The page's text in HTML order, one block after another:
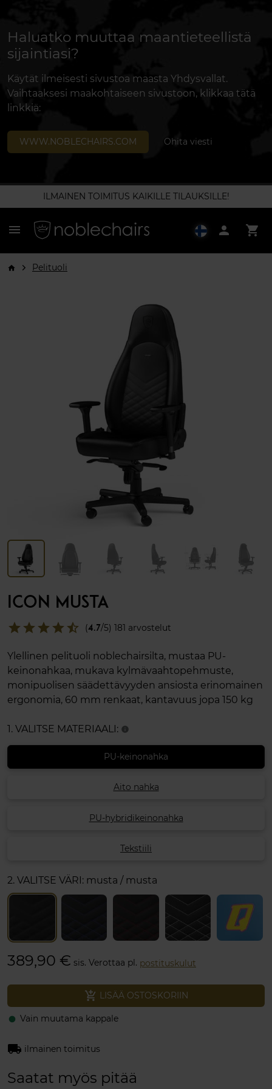
Haluatko muuttaa maantieteellistä
sijaintiasi?
Käytät ilmeisesti sivustoa maasta Yhdysvallat.
Vaihtaaksesi maakohtaiseen sivustoon, klikkaa tätä
linkkiä:
WWW.NOBLECHAIRS.COM Ohita viesti
ILMAINEN TOIMITUS KAIKILLE TILAUKSILLE!
menu person shopping_cart
arrow_forward_ios Pelituoli
ICON MUSTA
star_half
star
star
star
star (4.7/5) 181 arvostelut
Ylellinen pelituoli noblechairsilta, mustaa PU-
keinonahkaa, mukava kylmävaahtopehmuste,
monipuolisen säädettävyyden ansiosta erinomainen
ergonomia, 60 mm renkaat, kantavuus jopa 150 kg
1. VALITSE MATERIAALI: info
PU-keinonahka
Aito nahka
PU-hybridikeinonahka
Tekstiili
2. VALITSE VÄRI: musta / musta
389,90 € sis. Verottaa pl. postituskulut
add_shopping_cart LISÄÄ OSTOSKORIIN
fiber_manual_record Vain muutama kappale
local_shipping ilmainen toimitus
Saatat myös pitää